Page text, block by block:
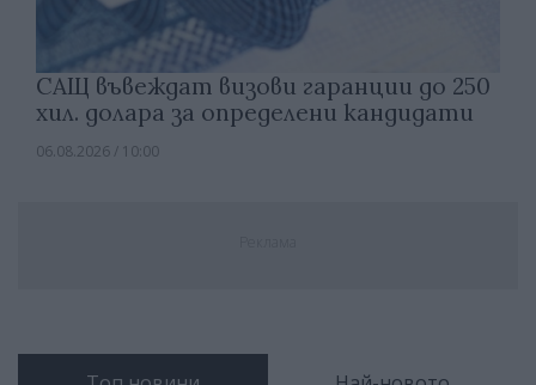
САЩ въвеждат визови гаранции до 250
хил. долара за определени кандидати
06.08.2026 / 10:00